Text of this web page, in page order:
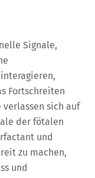
Signale,
Fortschreiten
sich auf
der fötalen
und
zu machen,
und